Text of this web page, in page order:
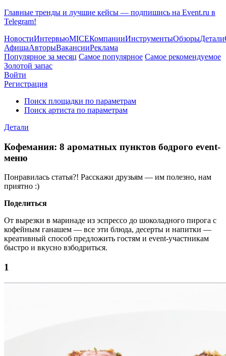
Главные тренды и лучшие кейсы — подпишись на Event.ru в
Telegram!
НовостиИнтервьюMICEКомпанииИнструментыОбзорыДетали
АфишаАвторыВакансииРеклама
Популярное за месяц Самое популярное Самое рекомендуемое
Золотой запас
Войти
Регистрация
Поиск площадки по параметрам
Поиск артиста по параметрам
Детали
Кофемания: 8 ароматных пунктов бодрого event-
меню
Понравилась статья?! Расскажи друзьям — им полезно, нам
приятно :)
Поделиться
От вырезки в маринаде из эспрессо до шоколадного пирога с
кофейным ганашем — все эти блюда, десерты и напитки —
креативный способ предложить гостям и event-участникам
быстро и вкусно взбодриться.
1